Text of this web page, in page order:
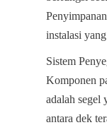
instalasi
Sistem
Komponen
adalah segel
antara dek